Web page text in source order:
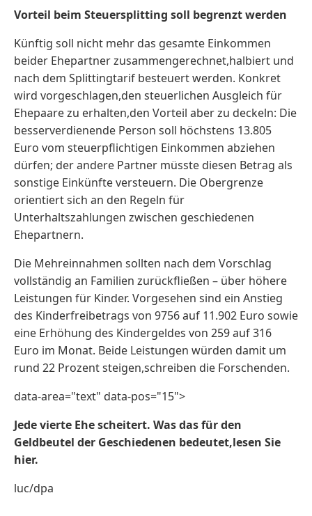
Vorteil beim Steuersplitting soll begrenzt werden
Künftig soll nicht mehr das gesamte Einkommen
beider Ehepartner zusammengerechnet,halbiert und
nach dem Splittingtarif besteuert werden. Konkret
wird vorgeschlagen,den steuerlichen Ausgleich für
Ehepaare zu erhalten,den Vorteil aber zu deckeln: Die
besserverdienende Person soll höchstens 13.805
Euro vom steuerpflichtigen Einkommen abziehen
dürfen; der andere Partner müsste diesen Betrag als
sonstige Einkünfte versteuern. Die Obergrenze
orientiert sich an den Regeln für
Unterhaltszahlungen zwischen geschiedenen
Ehepartnern.
Die Mehreinnahmen sollten nach dem Vorschlag
vollständig an Familien zurückfließen – über höhere
Leistungen für Kinder. Vorgesehen sind ein Anstieg
des Kinderfreibetrags von 9756 auf 11.902 Euro sowie
eine Erhöhung des Kindergeldes von 259 auf 316
Euro im Monat. Beide Leistungen würden damit um
rund 22 Prozent steigen,schreiben die Forschenden.
data-area="text" data-pos="15">
Jede vierte Ehe scheitert. Was das für den
Geldbeutel der Geschiedenen bedeutet,lesen Sie
hier.
luc/dpa